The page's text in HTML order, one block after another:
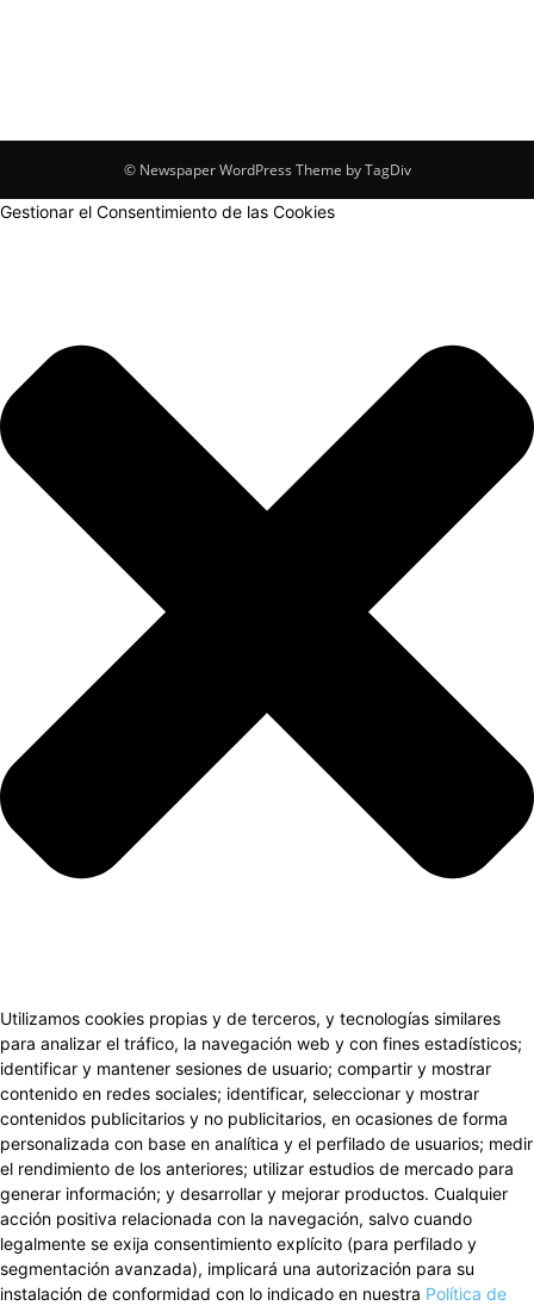
© Newspaper WordPress Theme by TagDiv
Gestionar el Consentimiento de las Cookies
Utilizamos cookies propias y de terceros, y tecnologías similares
para analizar el tráfico, la navegación web y con fines estadísticos;
identificar y mantener sesiones de usuario; compartir y mostrar
contenido en redes sociales; identificar, seleccionar y mostrar
contenidos publicitarios y no publicitarios, en ocasiones de forma
personalizada con base en analítica y el perfilado de usuarios; medir
el rendimiento de los anteriores; utilizar estudios de mercado para
generar información; y desarrollar y mejorar productos. Cualquier
acción positiva relacionada con la navegación, salvo cuando
legalmente se exija consentimiento explícito (para perfilado y
segmentación avanzada), implicará una autorización para su
instalación de conformidad con lo indicado en nuestra Política de